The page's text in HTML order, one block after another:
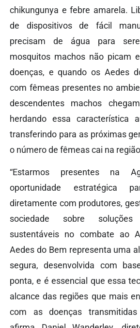
chikungunya e febre amarela.
de dispositivos de fácil
precisam de água para
mosquitos machos não picam
doenças, e quando os Aedes
com fêmeas presentes no
descendentes machos
herdando essa característica
transferindo para as próximas
o número de fêmeas cai na
“Estarmos presentes na
oportunidade estratégica
diretamente com produtores,
sociedade sobre
sustentáveis no combate ao
Aedes do Bem representa uma
segura, desenvolvida com
ponta, e é essencial que essa
alcance das regiões que mais
com as doenças transmitidas